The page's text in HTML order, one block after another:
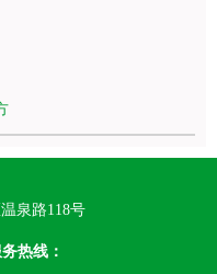
泉路118号
热线：